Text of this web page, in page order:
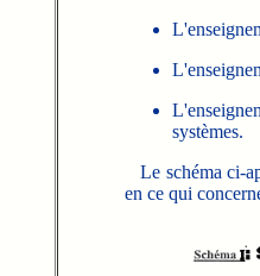
systèmes.
Le schéma ci-
en ce qui